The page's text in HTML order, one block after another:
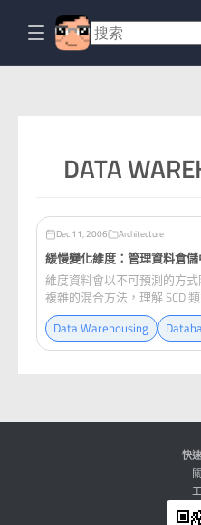
DATA
Dec 11, 2006 Architecture
緩慢變化維度：管理資料倉
維度資料會以不可預測的方
複雜的混合方法，理解 SCD
料完整性和系統效能。
Data Warehousing
快